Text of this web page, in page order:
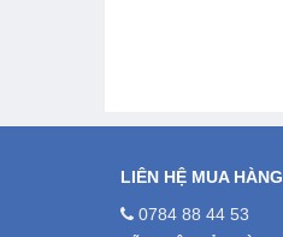
LIÊN HỆ MUA HÀNG
0784 88 44 53